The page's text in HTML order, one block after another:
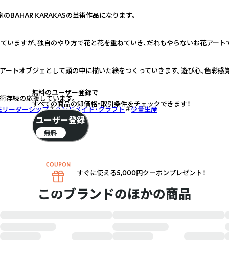
BAHAR KARAKASの芸術作品になります。
ますが、独自のやり方で花と花を重ねていき、だれもやらないお花アート
ートオブジェとして頭の中に描いた絵をつくっていきます。遊び心、色彩感
続の応援しています。
リーダーシップ
ハンドメイド・クラフト 少量生産
このブランドのほかの商品
無料のユーザー登録で
すべての商品の卸価格・取引条件をチェックできます！
ユーザー登録
無料
すぐに使える5,000円クーポンプレゼント！